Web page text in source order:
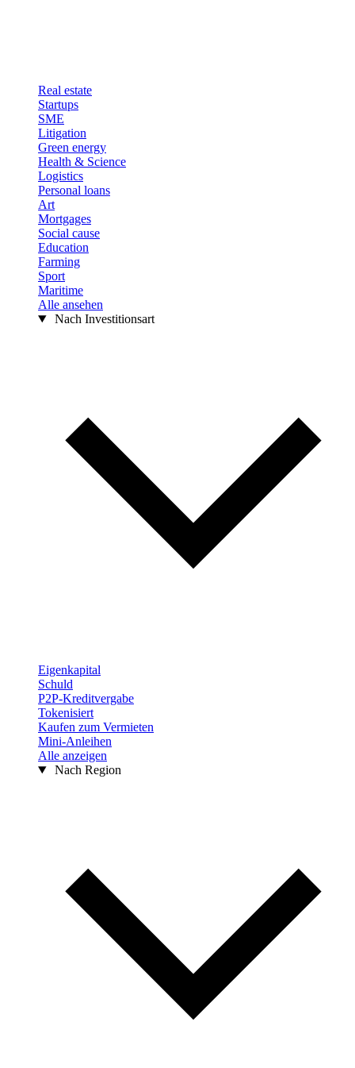
Real estate
Startups
SME
Litigation
Green energy
Health & Science
Logistics
Personal loans
Art
Mortgages
Social cause
Education
Farming
Sport
Maritime
Alle ansehen
Nach Investitionsart
Eigenkapital
Schuld
P2P-Kreditvergabe
Tokenisiert
Kaufen zum Vermieten
Mini-Anleihen
Alle anzeigen
Nach Region